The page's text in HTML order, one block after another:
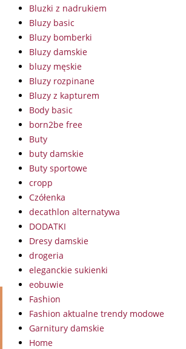
Bluzki z nadrukiem
Bluzy basic
Bluzy bomberki
Bluzy damskie
bluzy męskie
Bluzy rozpinane
Bluzy z kapturem
Body basic
born2be free
Buty
buty damskie
Buty sportowe
cropp
Czółenka
decathlon alternatywa
DODATKI
Dresy damskie
drogeria
eleganckie sukienki
eobuwie
Fashion
Fashion aktualne trendy modowe
Garnitury damskie
Home